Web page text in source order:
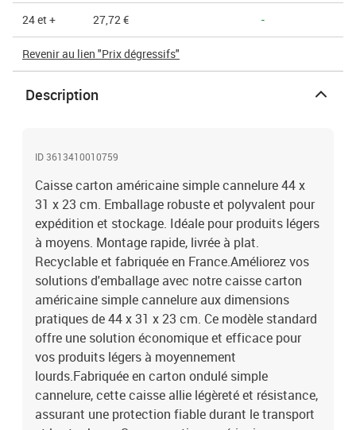
24 et + 27,72 € -
Revenir au lien "Prix dégressifs"
Description
ID 3613410010759
Caisse carton américaine simple cannelure 44 x
31 x 23 cm. Emballage robuste et polyvalent pour
expédition et stockage. Idéale pour produits légers
à moyens. Montage rapide, livrée à plat.
Recyclable et fabriquée en France.Améliorez vos
solutions d'emballage avec notre caisse carton
américaine simple cannelure aux dimensions
pratiques de 44 x 31 x 23 cm. Ce modèle standard
offre une solution économique et efficace pour
vos produits légers à moyennement
lourds.Fabriquée en carton ondulé simple
cannelure, cette caisse allie légèreté et résistance,
assurant une protection fiable durant le transport